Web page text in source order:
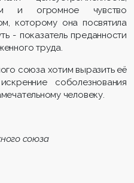
и огромное чувство
которому она посвятила
- показатель преданности
труда.
союза хотим выразить её
соболезнования
человеку.
союза